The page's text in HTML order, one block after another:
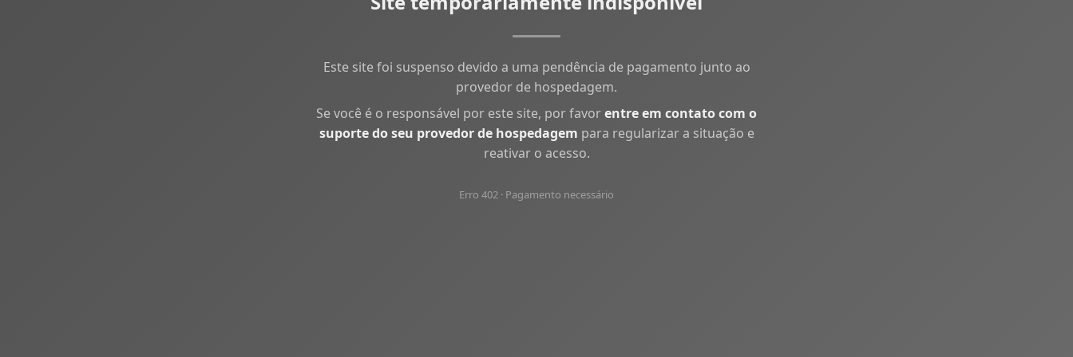
Este site foi suspenso devido a uma pendência de pagamento junto ao
provedor de hospedagem.
Se você é o responsável por este site, por favorentre em contato com o
suporte do seu provedor de hospedagem para regularizar a situação e
reativar o acesso.
Erro 402 · Pagamento necessário